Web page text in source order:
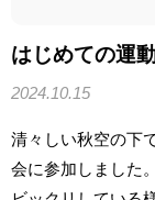
はじめての運
2024.10.15
清々しい秋空の下
会に参加しました